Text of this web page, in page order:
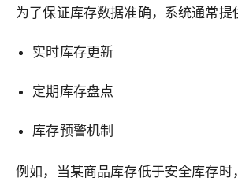
为了保证库存数据准确，系统通常提
实时库存更新
定期库存盘点
库存预警机制
例如，当某商品库存低于安全库存时